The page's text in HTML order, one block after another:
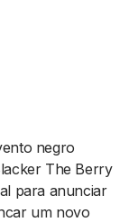
negro
The Berry
para anunciar
um novo